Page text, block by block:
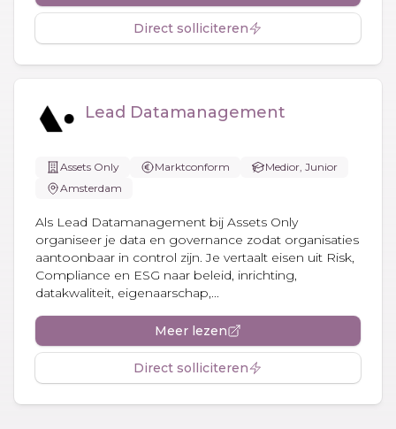
Direct solliciteren
Lead Datamanagement
Assets Only Marktconform
Medior, Junior
Amsterdam
Als Lead Datamanagement bij Assets Only
organiseer je data en governance zodat organisaties
aantoonbaar in control zijn. Je vertaalt eisen uit Risk,
Compliance en ESG naar beleid, inrichting,
datakwaliteit, eigenaarschap,...
Meer lezen
Direct solliciteren